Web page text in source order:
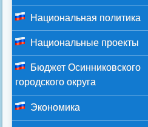
Национальная политика
Национальные проекты
Бюджет Осинниковского
городского округа
Экономика